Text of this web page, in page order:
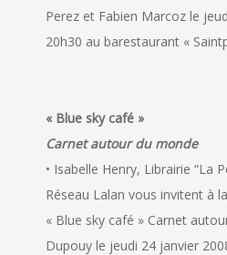
Perez et Fabien Marcoz le
20h30 au barestaurant «
« Blue sky café »
Carnet autour du monde
• Isabelle Henry, Librairie “La
Réseau Lalan vous invitent à
« Blue sky café » Carnet
Dupouy le jeudi 24 janvier